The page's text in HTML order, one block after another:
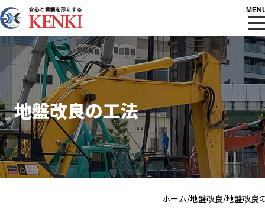
会社案内
地盤改良の工法
ホーム/地盤改良/地盤改良